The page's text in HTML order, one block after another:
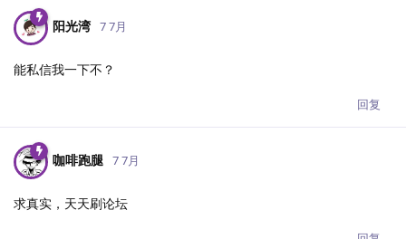
阳光湾 7 7月
能私信我一下不？
回复
咖啡跑腿 7 7月
求真实，天天刷论坛